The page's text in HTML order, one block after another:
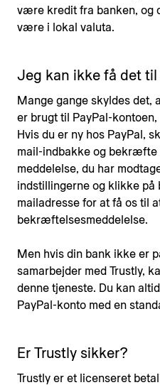
være kredit fra banken, og
være i lokal valuta.
Jeg kan ikke få det
Mange gange skyldes det,
er brugt til PayPal-
Hvis du er ny hos PayPal,
mail-indbakke og bekræfte
meddelelse, du har
indstillingerne og klikke
mailadresse for at få os til
bekræftelsesmeddelelse.
Men hvis din bank ikke er
samarbejder med Trustly,
denne tjeneste. Du kan
PayPal-konto med en
Er Trustly sikker?
Trustly er et licenseret